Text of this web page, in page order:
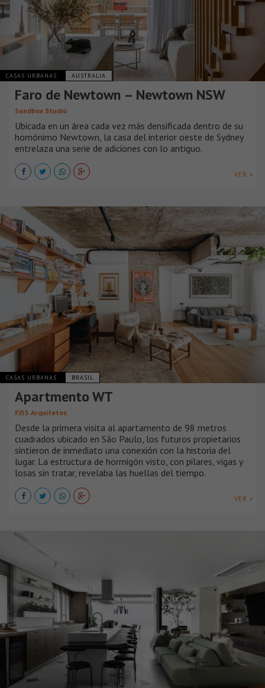
CASAS URBANAS AUSTRALIA
Faro de Newtown – Newtown NSW
Sandbox Studio
Ubicada en un área cada vez más densificada dentro de su
homónimo Newtown, la casa del interior oeste de Sydney
entrelaza una serie de adiciones con lo antiguo.
VER +
CASAS URBANAS BRASIL
Apartmento WT
FJ55 Arquitetos
Desde la primera visita al apartamento de 98 metros
cuadrados ubicado en São Paulo, los futuros propietarios
sintieron de inmediato una conexión con la historia del
lugar. La estructura de hormigón visto, con pilares, vigas y
losas sin tratar, revelaba las huellas del tiempo.
VER +